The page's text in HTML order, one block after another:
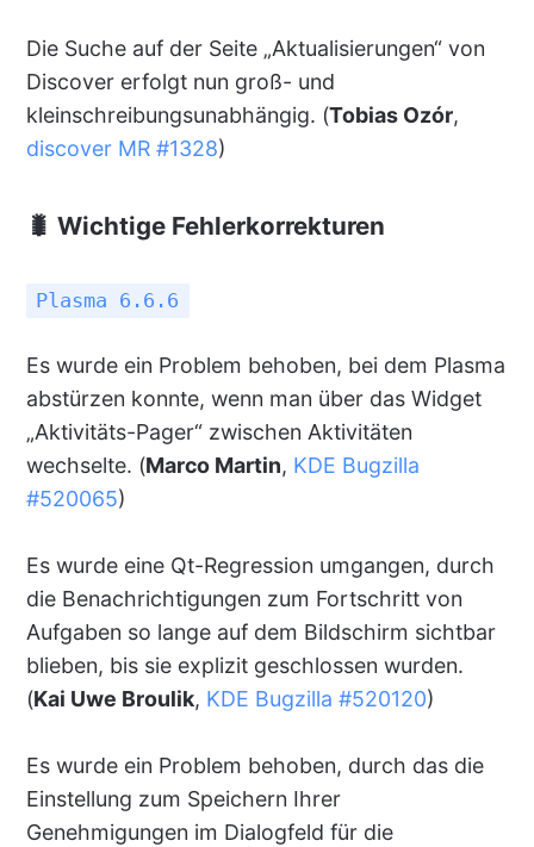
Die Suche auf der Seite „Aktualisierungen“ von
Discover erfolgt nun groß- und
kleinschreibungsunabhängig. (Tobias Ozór,
discover MR #1328)
🐛 Wichtige Fehlerkorrekturen
Plasma 6.6.6
Es wurde ein Problem behoben, bei dem Plasma
abstürzen konnte, wenn man über das Widget
„Aktivitäts-Pager“ zwischen Aktivitäten
wechselte. (Marco Martin, KDE Bugzilla
#520065)
Es wurde eine Qt-Regression umgangen, durch
die Benachrichtigungen zum Fortschritt von
Aufgaben so lange auf dem Bildschirm sichtbar
blieben, bis sie explizit geschlossen wurden.
(Kai Uwe Broulik, KDE Bugzilla #520120)
Es wurde ein Problem behoben, durch das die
Einstellung zum Speichern Ihrer
Genehmigungen im Dialogfeld für die